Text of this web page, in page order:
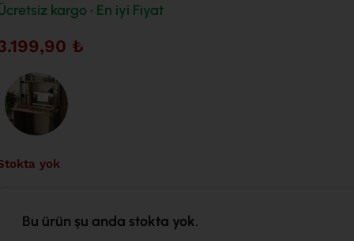
kargo • En iyi Fiyat
₺
yok
Bu ürün şu anda stokta yok.